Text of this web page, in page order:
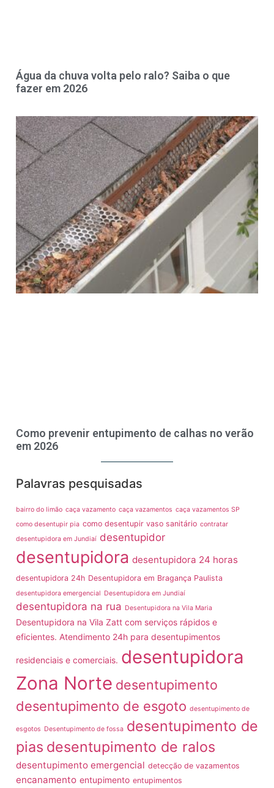
Água da chuva volta pelo ralo? Saiba o que
fazer em 2026
Como prevenir entupimento de calhas no verão
em 2026
Palavras pesquisadas
bairro do limão caça vazamento caça vazamentos caça vazamentos SP
como desentupir pia como desentupir vaso sanitário contratar
desentupidora em Jundiaí desentupidor
desentupidora desentupidora 24 horas
desentupidora 24h Desentupidora em Bragança Paulista
desentupidora emergencial Desentupidora em Jundiaí
desentupidora na rua Desentupidora na Vila Maria
Desentupidora na Vila Zatt com serviços rápidos e
eficientes. Atendimento 24h para desentupimentos
residenciais e comerciais. desentupidora
Zona Norte desentupimento
desentupimento de esgoto desentupimento de
esgotos Desentupimento de fossa desentupimento de
pias desentupimento de ralos
desentupimento emergencial detecção de vazamentos
encanamento entupimento entupimentos